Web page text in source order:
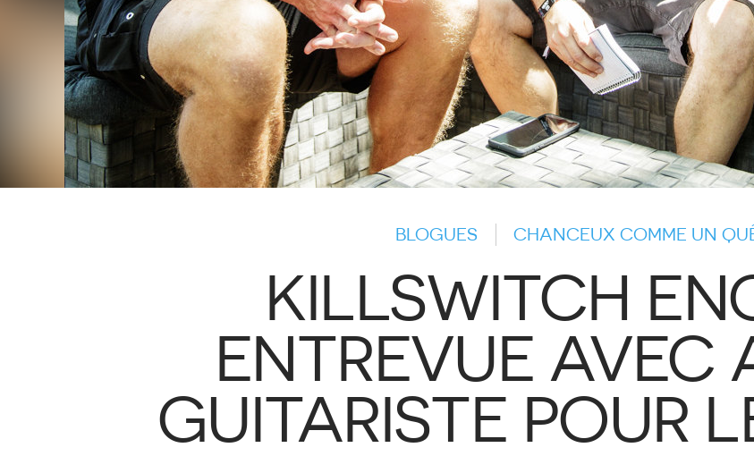
BLOGUES CHANCEUX COMME UN
KILLSWITCH
ENTREVUE AVEC
GUITARISTE POUR